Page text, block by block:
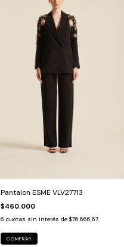
Pantalon ESME VLV27713
$460.000
6 cuotas sin interés de $76.666,67
COMPRAR